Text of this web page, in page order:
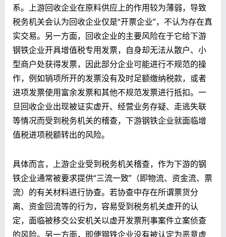
系。上游回收企业在原料供应上的作用较为薄弱，导致
税务机关会认为回收企业仅是“开票企业”，不认为存在真
实交易。另一方面，回收企业的主要风险在于它给下游
钢铁企业开具增值税专用发票，自身却无法从散户、小
型商户处获得发票，因此部分企业可能进行不规范的操
作，例如销项所开的发票没有及时足额缴纳税款，或者
进项发票使用富余发票和其他不规范发票进行抵扣。一
旦回收企业出现被证实虚开、经营业务存疑、走逃失联
等情况而受到税务机关的稽查，下游钢铁企业就面临增
值税进项税额转出的风险。
具体而言，上游企业受到税务机关稽查，作为下游的钢
铁企业通常被要求提供“三流一致”（即物流、资金流、票
流）的有关材料进行协查。若协查中存在所谓票货分
离、资金回流等的行为，容易受到税务机关虚开的认
定，面临被移交公安机关以虚开发票刑事案件立案侦查
的风险。另一方面，即便钢铁企业没有被认定为恶意虚